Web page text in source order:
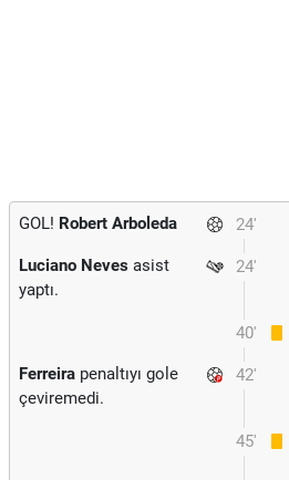
24'
GOL! Robert Arboleda
24'
Luciano Neves asist
yaptı.
40'
42'
Ferreira penaltıyı gole
çeviremedi.
45'